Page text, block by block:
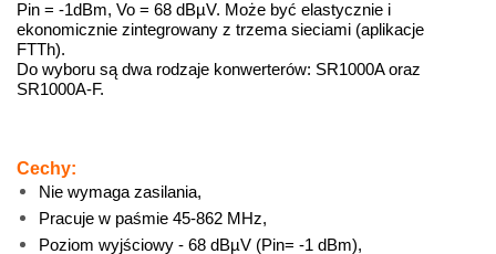
Pin = -1dBm, Vo = 68 dBµV. Może być elastycznie i
ekonomicznie zintegrowany z trzema sieciami (aplikacje
FTTh).
Do wyboru są dwa rodzaje konwerterów: SR1000A oraz
SR1000A-F.
Cechy:
Nie wymaga zasilania,
Pracuje w paśmie 45-862 MHz,
Poziom wyjściowy - 68 dBµV (Pin= -1 dBm),